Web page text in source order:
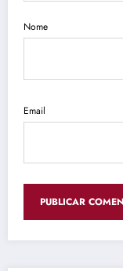
Nome
Email